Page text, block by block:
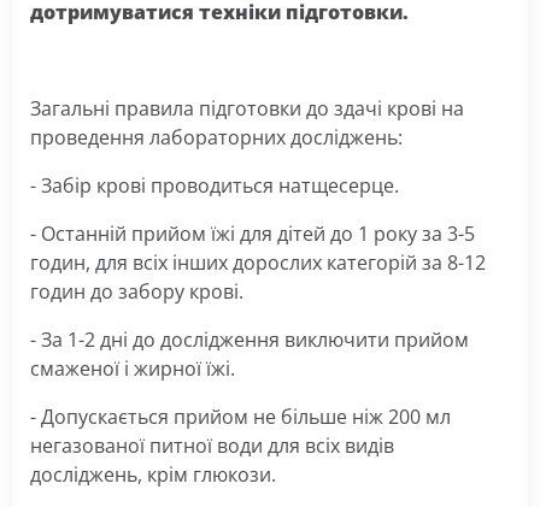
дотримуватися техніки підготовки.
Загальні правила підготовки до здачі крові на
проведення лабораторних досліджень:
- Забір крові проводиться натщесерце.
- Останній прийом їжі для дітей до 1 року за 3-5
годин, для всіх інших дорослих категорій за 8-12
годин до забору крові.
- За 1-2 дні до дослідження виключити прийом
смаженої і жирної їжі.
- Допускається прийом не більше ніж 200 мл
негазованої питної води для всіх видів
досліджень, крім глюкози.